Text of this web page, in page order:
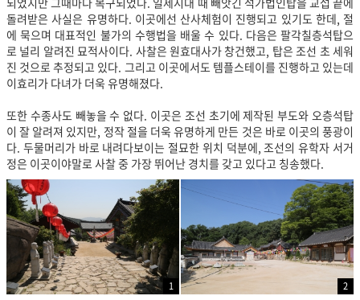
돌려받은 사실은 유명하다. 이곳에선 산사체험이 진행되고 있기도 한데, 절
에 묵으며 대표적인 불가의 수행법을 배울 수 있다. 다음은 팔각칠층석탑으
로 널리 알려진 묘적사이다. 사찰은 원효대사가 창건했고, 탑은 조선 초 세워
진 것으로 추정되고 있다. 그리고 이곳에서도 템플스테이를 진행하고 있는데
이효리가 다녀가 더욱 유명해졌다.
또한 수종사도 빼놓을 수 없다. 이곳은 조선 초기에 제작된 부도와 오층석탑
이 잘 알려져 있지만, 정작 절을 더욱 유명하게 만든 것은 바로 이곳의 풍광이
다. 두물머리가 바로 내려다보이는 절묘한 위치 덕분에, 조선의 유학자 서거
정은 이곳이야말로 사찰 중 가장 뛰어난 경치를 갖고 있다고 칭송했다.
1
2